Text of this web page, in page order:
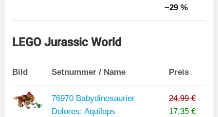
−29 %
LEGO Jurassic World
Bild Setnummer / Name Preis
76970 Babydinosaurier
Dolores: Aquilops
24,99 €
17,35 €